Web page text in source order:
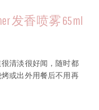
发香喷雾 65ml
清淡很好闻，随时都
或出外用餐后不用再